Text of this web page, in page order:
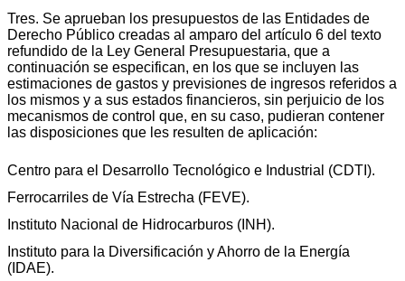
Tres. Se aprueban los presupuestos de las Entidades de
Derecho Público creadas al amparo del artículo 6 del texto
refundido de la Ley General Presupuestaria, que a
continuación se especifican, en los que se incluyen las
estimaciones de gastos y previsiones de ingresos referidos a
los mismos y a sus estados financieros, sin perjuicio de los
mecanismos de control que, en su caso, pudieran contener
las disposiciones que les resulten de aplicación:
Centro para el Desarrollo Tecnológico e Industrial (CDTI).
Ferrocarriles de Vía Estrecha (FEVE).
Instituto Nacional de Hidrocarburos (INH).
Instituto para la Diversificación y Ahorro de la Energía
(IDAE).